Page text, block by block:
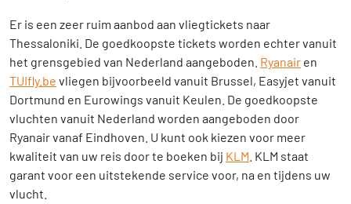
Er is een zeer ruim aanbod aan vliegtickets naar
Thessaloniki. De goedkoopste tickets worden echter vanuit
het grensgebied van Nederland aangeboden. Ryanair en
TUIfly.be vliegen bijvoorbeeld vanuit Brussel, Easyjet vanuit
Dortmund en Eurowings vanuit Keulen. De goedkoopste
vluchten vanuit Nederland worden aangeboden door
Ryanair vanaf Eindhoven. U kunt ook kiezen voor meer
kwaliteit van uw reis door te boeken bij KLM . KLM staat
garant voor een uitstekende service voor, na en tijdens uw
vlucht.